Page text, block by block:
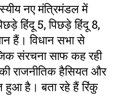
नए मंत्रिमंडल में
हिंदू 5, पिछड़े हिंदू 8,
हैं। विधान सभा से
संरचना साफ कह रही
राजनीतिक हैसियत और
हुआ है। बता रहे हैं रिंकु